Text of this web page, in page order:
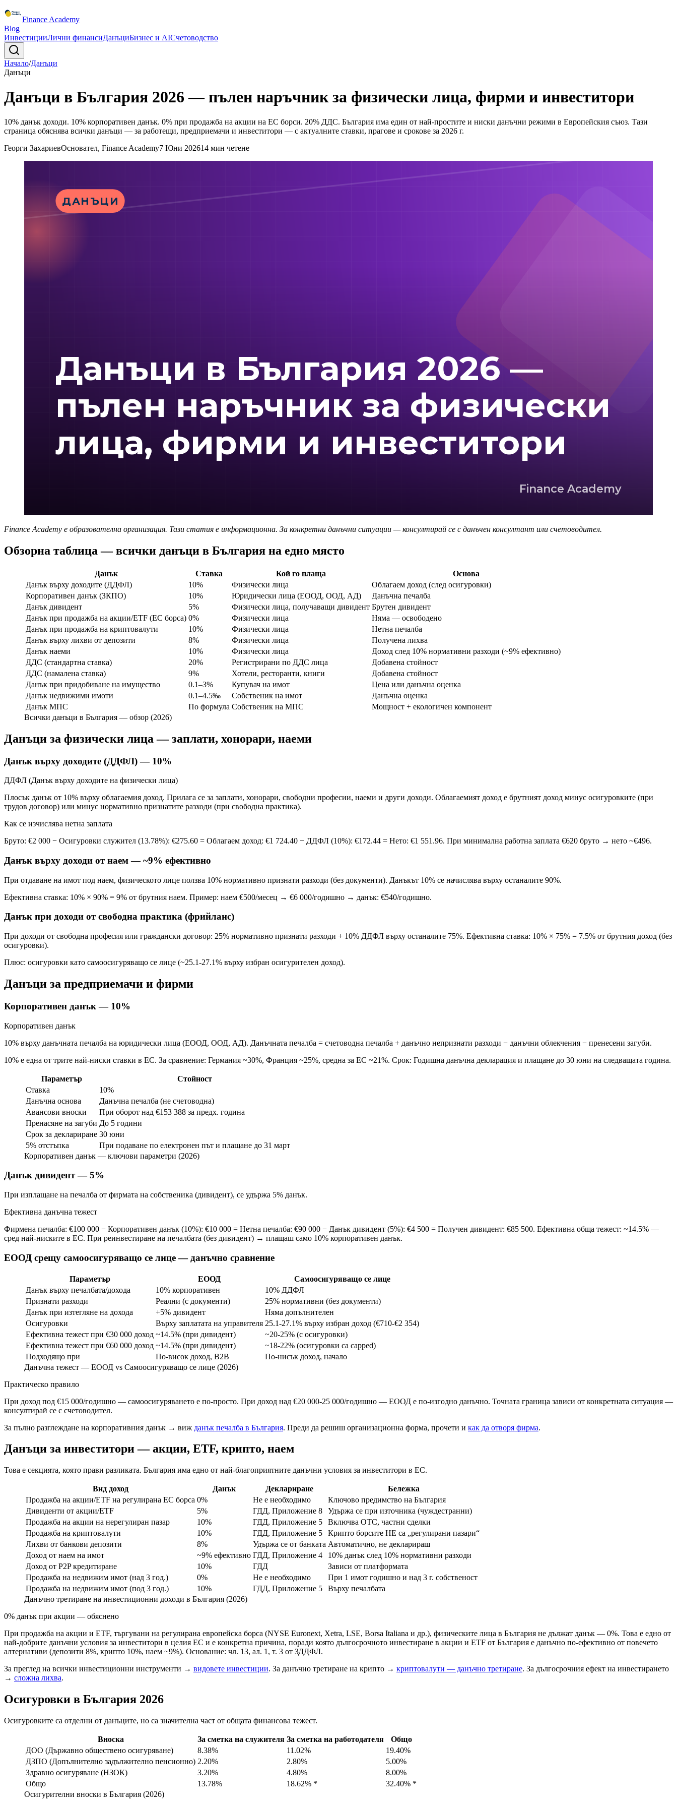
Finance Academy
Blog
ИнвестицииЛични финансиДанъциБизнес и AIСчетоводство
Начало/Данъци
Данъци
Данъци в България 2026 — пълен наръчник за физически лица, фирми и инвеститори
10% данък доходи. 10% корпоративен данък. 0% при продажба на акции на ЕС борси. 20% ДДС. България има един от най-простите и ниски данъчни режими в Европейския съюз. Тази
страница обяснява всички данъци — за работещи, предприемачи и инвеститори — с актуалните ставки, прагове и срокове за 2026 г.
Георги ЗахариевОсновател, Finance Academy7 Юни 202614 мин четене
ДАНЪЦИ
Данъци в България 2026 —
пълен наръчник за физически
лица, фирми и инвеститори
Finance Academy
Finance Academy е образователна организация. Тази статия е информационна. За конкретни данъчни ситуации — консултирай се с данъчен консултант или счетоводител.
Обзорна таблица — всички данъци в България на едно място
Данък Ставка Кой го плаща
Основа
Данък върху доходите (ДДФЛ)
10% Физически лица
Облагаем доход (след осигуровки)
Корпоративен данък (ЗКПО)
10% Юридически лица (ЕООД, ООД, АД)
Данъчна печалба
Данък дивидент
5% Физически лица, получаващи дивидент Брутен дивидент
Данък при продажба на акции/ETF (ЕС борса) 0% Физически лица
Няма — освободено
Данък при продажба на криптовалути
10% Физически лица
Нетна печалба
Данък върху лихви от депозити
8% Физически лица
Получена лихва
Данък наеми
10% Физически лица
Доход след 10% нормативни разходи (~9% ефективно)
ДДС (стандартна ставка)
20% Регистрирани по ДДС лица
Добавена стойност
ДДС (намалена ставка)
9% Хотели, ресторанти, книги
Добавена стойност
Данък при придобиване на имущество
0.1–3% Купувач на имот
Цена или данъчна оценка
Данък недвижими имоти
0.1–4.5‰ Собственик на имот
Данъчна оценка
Данък МПС
По формула Собственик на МПС
Мощност + екологичен компонент
Всички данъци в България — обзор (2026)
Данъци за физически лица — заплати, хонорари, наеми
Данък върху доходите (ДДФЛ) — 10%
ДДФЛ (Данък върху доходите на физически лица)
Плосък данък от 10% върху облагаемия доход. Прилага се за заплати, хонорари, свободни професии, наеми и други доходи. Облагаемият доход е брутният доход минус осигуровките (при
трудов договор) или минус нормативно признатите разходи (при свободна практика).
Как се изчислява нетна заплата
Бруто: €2 000 − Осигуровки служител (13.78%): €275.60 = Облагаем доход: €1 724.40 − ДДФЛ (10%): €172.44 = Нето: €1 551.96. При минимална работна заплата €620 бруто → нето ~€496.
Данък върху доходи от наем — ~9% ефективно
При отдаване на имот под наем, физическото лице ползва 10% нормативно признати разходи (без документи). Данъкът 10% се начислява върху останалите 90%.
Ефективна ставка: 10% × 90% = 9% от брутния наем. Пример: наем €500/месец → €6 000/годишно → данък: €540/годишно.
Данък при доходи от свободна практика (фрийланс)
При доходи от свободна професия или граждански договор: 25% нормативно признати разходи + 10% ДДФЛ върху останалите 75%. Ефективна ставка: 10% × 75% = 7.5% от брутния доход (без
осигуровки).
Плюс: осигуровки като самоосигуряващо се лице (~25.1-27.1% върху избран осигурителен доход).
Данъци за предприемачи и фирми
Корпоративен данък — 10%
Корпоративен данък
10% върху данъчната печалба на юридически лица (ЕООД, ООД, АД). Данъчната печалба = счетоводна печалба + данъчно непризнати разходи − данъчни облекчения − пренесени загуби.
10% е една от трите най-ниски ставки в ЕС. За сравнение: Германия ~30%, Франция ~25%, средна за ЕС ~21%. Срок: Годишна данъчна декларация и плащане до 30 юни на следващата година.
Параметър
Стойност
Ставка
10%
Данъчна основа
Данъчна печалба (не счетоводна)
Авансови вноски
При оборот над €153 388 за предх. година
Пренасяне на загуби До 5 години
Срок за деклариране 30 юни
5% отстъпка
При подаване по електронен път и плащане до 31 март
Корпоративен данък — ключови параметри (2026)
Данък дивидент — 5%
При изплащане на печалба от фирмата на собственика (дивидент), се удържа 5% данък.
Ефективна данъчна тежест
Фирмена печалба: €100 000 − Корпоративен данък (10%): €10 000 = Нетна печалба: €90 000 − Данък дивидент (5%): €4 500 = Получен дивидент: €85 500. Ефективна обща тежест: ~14.5% —
сред най-ниските в ЕС. При реинвестиране на печалбата (без дивидент) → плащаш само 10% корпоративен данък.
ЕООД срещу самоосигуряващо се лице — данъчно сравнение
Параметър ЕООД
Самоосигуряващо се лице
Данък върху печалбата/дохода
10% корпоративен
10% ДДФЛ
Признати разходи
Реални (с документи)
25% нормативни (без документи)
Данък при изтегляне на дохода
+5% дивидент
Няма допълнителен
Осигуровки
Върху заплатата на управителя 25.1-27.1% върху избран доход (€710-€2 354)
Ефективна тежест при €30 000 доход ~14.5% (при дивидент)
~20-25% (с осигуровки)
Ефективна тежест при €60 000 доход ~14.5% (при дивидент)
~18-22% (осигуровки са capped)
Подходящо при
По-висок доход, B2B
По-нисък доход, начало
Данъчна тежест — ЕООД vs Самоосигуряващо се лице (2026)
Практическо правило
При доход под €15 000/годишно — самоосигуряването е по-просто. При доход над €20 000-25 000/годишно — ЕООД е по-изгодно данъчно. Точната граница зависи от конкретната ситуация —
консултирай се с счетоводител.
За пълно разглеждане на корпоративния данък → виж данък печалба в България. Преди да решиш организационна форма, прочети и как да отворя фирма.
Данъци за инвеститори — акции, ETF, крипто, наем
Това е секцията, която прави разликата. България има едно от най-благоприятните данъчни условия за инвеститори в ЕС.
Вид доход Данък Деклариране
Бележка
Продажба на акции/ETF на регулирана ЕС борса 0% Не е необходимо
Ключово предимство на България
Дивиденти от акции/ETF
5% ГДД, Приложение 8
Удържа се при източника (чуждестранни)
Продажба на акции на нерегулиран пазар
10% ГДД, Приложение 5
Включва OTC, частни сделки
Продажба на криптовалути
10% ГДД, Приложение 5
Крипто борсите НЕ са „регулирани пазари“
Лихви от банкови депозити
8% Удържа се от банката Автоматично, не декларираш
Доход от наем на имот
~9% ефективно ГДД, Приложение 4
10% данък след 10% нормативни разходи
Доход от P2P кредитиране
10% ГДД
Зависи от платформата
Продажба на недвижим имот (над 3 год.)
0% Не е необходимо
При 1 имот годишно и над 3 г. собственост
Продажба на недвижим имот (под 3 год.)
10% ГДД, Приложение 5
Върху печалбата
Данъчно третиране на инвестиционни доходи в България (2026)
0% данък при акции — обяснено
При продажба на акции и ETF, търгувани на регулирана европейска борса (NYSE Euronext, Xetra, LSE, Borsa Italiana и др.), физическите лица в България не дължат данък — 0%. Това е едно от
най-добрите данъчни условия за инвеститори в целия ЕС и е конкретна причина, поради която дългосрочното инвестиране в акции и ETF от България е данъчно по-ефективно от повечето
алтернативи (депозити 8%, крипто 10%, наем ~9%). Основание: чл. 13, ал. 1, т. 3 от ЗДДФЛ.
За преглед на всички инвестиционни инструменти → видовете инвестиции. За данъчно третиране на крипто → криптовалути — данъчно третиране. За дългосрочния ефект на инвестирането
→ сложна лихва.
Осигуровки в България 2026
Осигуровките са отделни от данъците, но са значителна част от общата финансова тежест.
Вноска За сметка на служителя За сметка на работодателя
Общо
ДОО (Държавно обществено осигуряване)
8.38% 11.02%
19.40%
ДЗПО (Допълнително задължително пенсионно) 2.20% 2.80%
5.00%
Здравно осигуряване (НЗОК)
3.20% 4.80%
8.00%
Общо
13.78% 18.62% *
32.40% *
Осигурителни вноски в България (2026)